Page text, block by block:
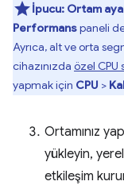
İpucu: Ortam
Performanspaneli
Ayrıca, alt ve orta
cihazınızda özel CPU
yapmak için CPU >
Ortamınız
yükleyin,
etkileşim